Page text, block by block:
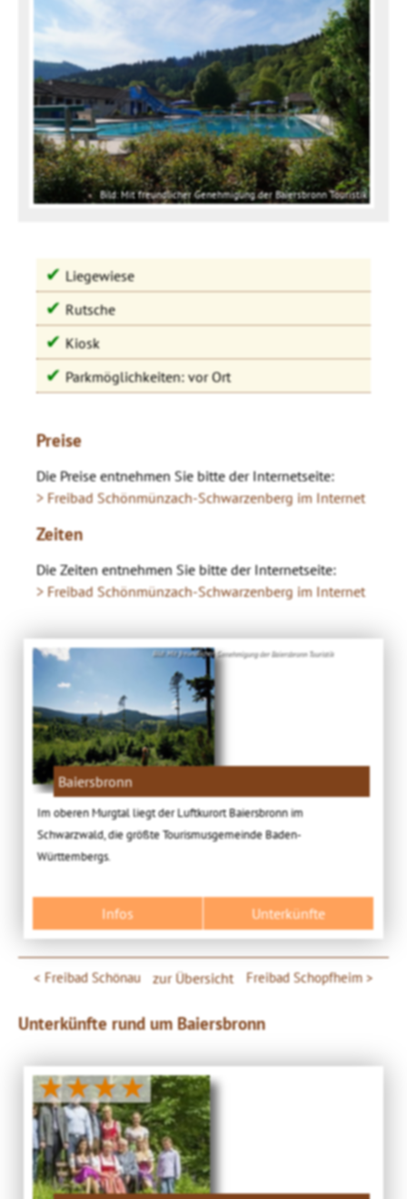
Bild: Mit freundlicher Genehmigung der Baiersbronn Touristik
✔ Liegewiese
✔ Rutsche
✔ Kiosk
✔ Parkmöglichkeiten: vor Ort
Preise
Die Preise entnehmen Sie bitte der Internetseite:
> Freibad Schönmünzach-Schwarzenberg im Internet
Zeiten
Die Zeiten entnehmen Sie bitte der Internetseite:
> Freibad Schönmünzach-Schwarzenberg im Internet
Bild: Mit freundlicher Genehmigung der Baiersbronn Touristik
Baiersbronn
Im oberen Murgtal liegt der Luftkurort Baiersbronn im
Schwarzwald, die größte Tourismusgemeinde Baden-
Württembergs.
Infos Unterkünfte
Freibad Schönau zur Übersicht Freibad Schopfheim
Unterkünfte rund um Baiersbronn
★★★★